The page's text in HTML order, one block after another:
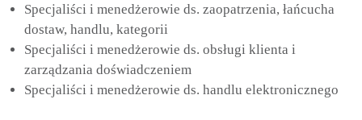
Specjaliści i menedżerowie ds. zaopatrzenia, łańcucha
dostaw, handlu, kategorii
Specjaliści i menedżerowie ds. obsługi klienta i
zarządzania doświadczeniem
Specjaliści i menedżerowie ds. handlu elektronicznego